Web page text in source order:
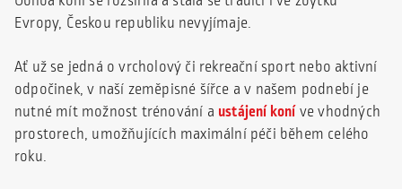
Evropy, Českou republiku nevyjímaje.
Ať už se jedná o vrcholový či rekreační sport nebo aktivní
odpočinek, v naší zeměpisné šířce a v našem podnebí je
nutné mít možnost trénování a ustájení koníve vhodných
prostorech, umožňujících maximální péči během celého
roku.